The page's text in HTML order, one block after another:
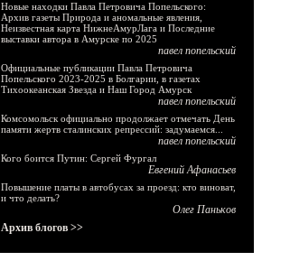
Новые находки Павла Петровича Попельского:
Архив газеты Природа и аномальные явления,
Неизвестная карта НижнеАмурЛага и Последние
выставки автора в Амурске по 2025
павел попельский
Официальные публикации Павла Петровича
Попельского 2023-2025 в Болгарии, в газетах
Тихоокеанская Звезда и Наш Город Амурск
павел попельский
Комсомольск официально продолжает отмечать День
памяти жертв сталинских репрессий: задумаемся...
павел попельский
Кого боится Путин: Сергей Фургал
Евгений Афанасьев
Повышение платы в автобусах за проезд: кто виноват,
и что делать?
Олег Паньков
Архив блогов >>